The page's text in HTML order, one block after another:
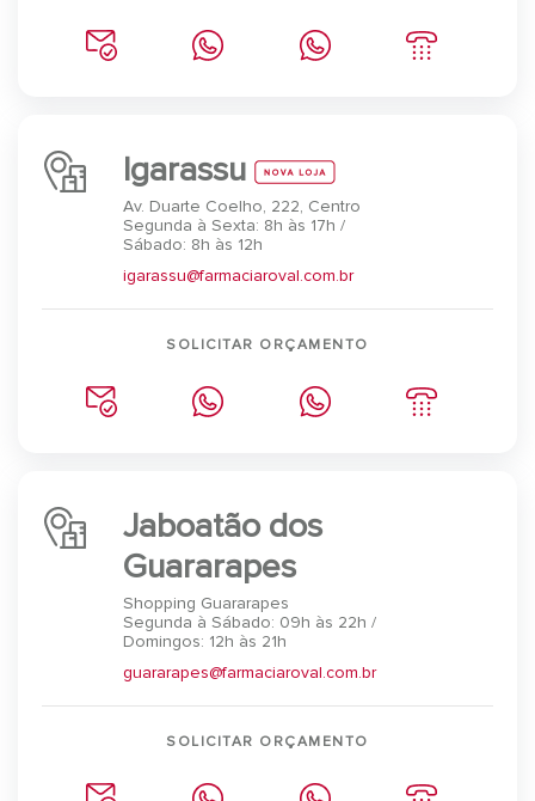
Igarassu
Av. Duarte Coelho, 222, Centro
Segunda à Sexta: 8h às 17h /
Sábado: 8h às 12h
igarassu@farmaciaroval.com.br
SOLICITAR ORÇAMENTO
Jaboatão dos
Guararapes
Shopping Guararapes
Segunda à Sábado: 09h às 22h /
Domingos: 12h às 21h
guararapes@farmaciaroval.com.br
SOLICITAR ORÇAMENTO